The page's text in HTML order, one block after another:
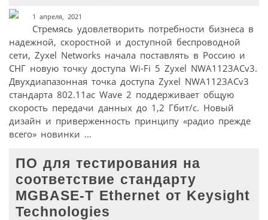
1 апреля, 2021
Стремясь удовлетворить потребности бизнеса в
надежной, скоростной и доступной беспроводной
сети, Zyxel Networks начала поставлять в Россию и
СНГ новую точку доступа Wi-Fi 5 Zyxel NWA1123ACv3.
Двухдиапазонная точка доступа Zyxel NWA1123ACv3
стандарта 802.11ac Wave 2 поддерживает общую
скорость передачи данных до 1,2 Гбит/с. Новый
дизайн и приверженность принципу «радио прежде
всего» новинки ...
ПО для тестирования на
соответствие стандарту
MGBASE-T Ethernet от Keysight
Technologies